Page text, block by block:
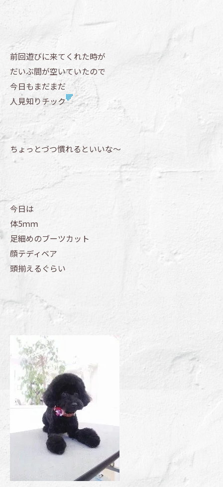
前回遊びに来てくれた時が
だいぶ間が空いていたので
今日もまだまだ
人見知りチック
ちょっとづつ慣れるといいな～
今日は
体5ｍｍ
足細めのブーツカット
顔テディベア
頭揃えるぐらい